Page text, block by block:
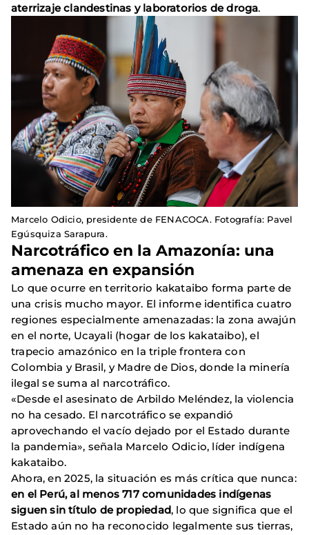
aterrizaje clandestinas y laboratorios de droga.
Marcelo Odicio, presidente de FENACOCA. Fotografía: Pavel
Egúsquiza Sarapura.
Narcotráfico en la Amazonía: una
amenaza en expansión
Lo que ocurre en territorio kakataibo forma parte de
una crisis mucho mayor. El informe identifica cuatro
regiones especialmente amenazadas: la zona awajún
en el norte, Ucayali (hogar de los kakataibo), el
trapecio amazónico en la triple frontera con
Colombia y Brasil, y Madre de Dios, donde la minería
ilegal se suma al narcotráfico.
«Desde el asesinato de Arbildo Meléndez, la violencia
no ha cesado. El narcotráfico se expandió
aprovechando el vacío dejado por el Estado durante
la pandemia», señala Marcelo Odicio, líder indígena
kakataibo.
Ahora, en 2025, la situación es más crítica que nunca:
en el Perú, al menos 717 comunidades indígenas
siguen sin título de propiedad, lo que significa que el
Estado aún no ha reconocido legalmente sus tierras,